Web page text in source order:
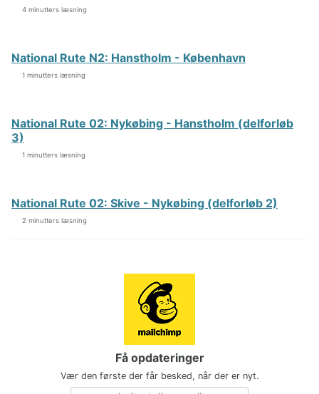
4 minutters læsning
National Rute N2: Hanstholm - København
1 minutters læsning
National Rute 02: Nykøbing - Hanstholm (delforløb
3)
1 minutters læsning
National Rute 02: Skive - Nykøbing (delforløb 2)
2 minutters læsning
Få opdateringer
Vær den første der får besked, når der er nyt.